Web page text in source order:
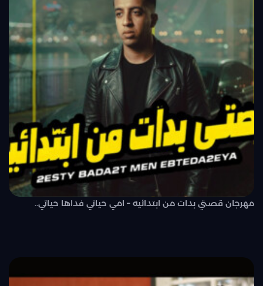
مهرجان قصتي بدات من ابتدائيه – امي حياتي فداها حياتي..